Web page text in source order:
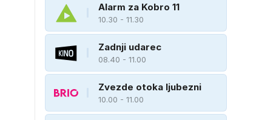
Alarm za Kobro 11
10.30 - 11.30
Zadnji udarec
08.40 - 11.00
Zvezde otoka ljubezni
10.00 - 11.00